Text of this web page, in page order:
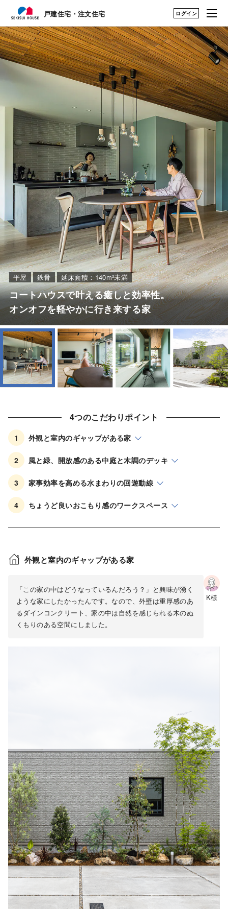
戸建住宅・注文住宅 ログイン
戸建住宅・注文住宅
はじめての家づくり
展示場・土地をさが
を見つける
構法・性能を知る
永く住むためのサポ
ート
My STAGE
life knit design
カタログ・動画ライ
ブラリー
お問い合わせ
ご相談
建築実例・アイデアを見つける TOP
アーカイブ実例のアイデアを見る
暮らし方のアイデア
平屋 鉄骨 延床面積：140m²未満
コートハウスで叶える癒しと効率性。
オンオフを軽やかに行き来する家
4つのこだわりポイント
1 外観と室内のギャップがある家
2 風と緑、開放感のある中庭と木調のデッキ
3 家事効率を高める水まわりの回遊動線
4 ちょうど良いおこもり感のワークスペース
外観と室内のギャップがある家
「この家の中はどうなっているんだろう？」と興味が湧く
ような家にしたかったんです。なので、外壁は重厚感のあ
るダインコンクリート、家の中は自然を感じられる木のぬ
くもりのある空間にしました。
K様